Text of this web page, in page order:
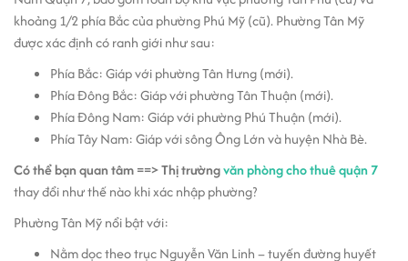
khoảng 1/2 phía Bắc của phường Phú Mỹ (cũ). Phường Tân Mỹ
được xác định có ranh giới như sau:
Phía Bắc: Giáp với phường Tân Hưng (mới).
Phía Đông Bắc: Giáp với phường Tân Thuận (mới).
Phía Đông Nam: Giáp với phường Phú Thuận (mới).
Phía Tây Nam: Giáp với sông Ông Lớn và huyện Nhà Bè.
Có thể bạn quan tâm==>Thị trườngvăn phòng cho thuê quận 7
thay đổi như thế nào khi xác nhập phường?
Phường Tân Mỹ nổi bật với:
Nằm dọc theo trục Nguyễn Văn Linh – tuyến đường huyết